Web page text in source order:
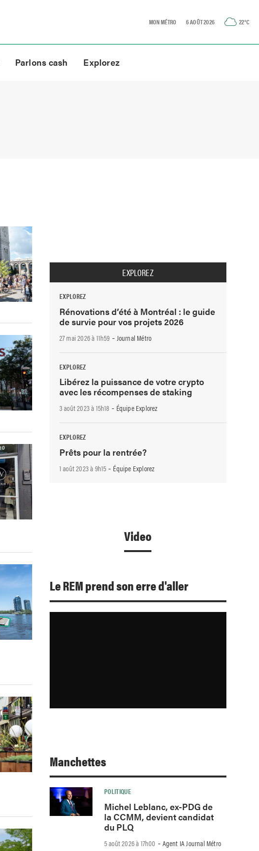
MON MÉTRO 6 AOÛT 2026 22°C
Parlons cash Explorez
EXPLOREZ
EXPLOREZ
Rénovations d’été à Montréal : le guide
de survie pour vos projets 2026
27 mai 2026 à 11h59 - Journal Métro
EXPLOREZ
Libérez la puissance de votre crypto
avec les récompenses de staking
3 août 2023 à 15h18 - Équipe Explorez
EXPLOREZ
Prêts pour la rentrée?
1 août 2023 à 9h15 - Équipe Explorez
Video
Le REM prend son erre d'aller
Manchettes
POLITIQUE
Michel Leblanc, ex-PDG de
la CCMM, devient candidat
du PLQ
5 août 2026 à 17h00 -Agent IA Journal Métro